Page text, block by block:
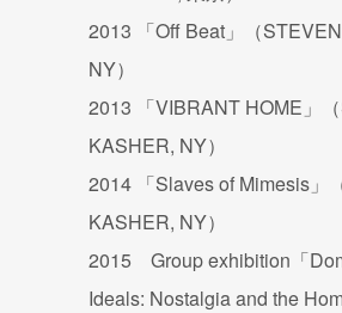
2013 「Off Beat」（
NY）
2013 「VIBRANT HOME」
KASHER, NY）
2014 「Slaves of Mimesis」
KASHER, NY）
2015 Group exhibition「
Ideals: Nostalgia and the